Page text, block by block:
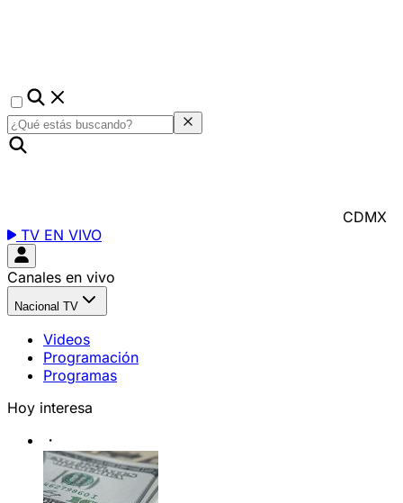
CDMX
TV EN VIVO
Canales en vivo
Nacional TV
Videos
Programación
Programas
Hoy interesa